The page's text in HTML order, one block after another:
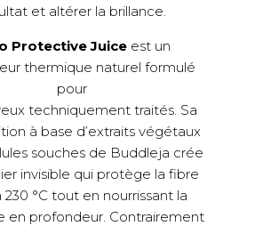
et altérer la brillance.
Protective Juiceest un
thermique naturel formulé
pour
techniquement traités. Sa
à base d’extraits végétaux
souches de Buddleja crée
invisible qui protège la fibre
230 °C tout en nourrissant la
en profondeur. Contrairement